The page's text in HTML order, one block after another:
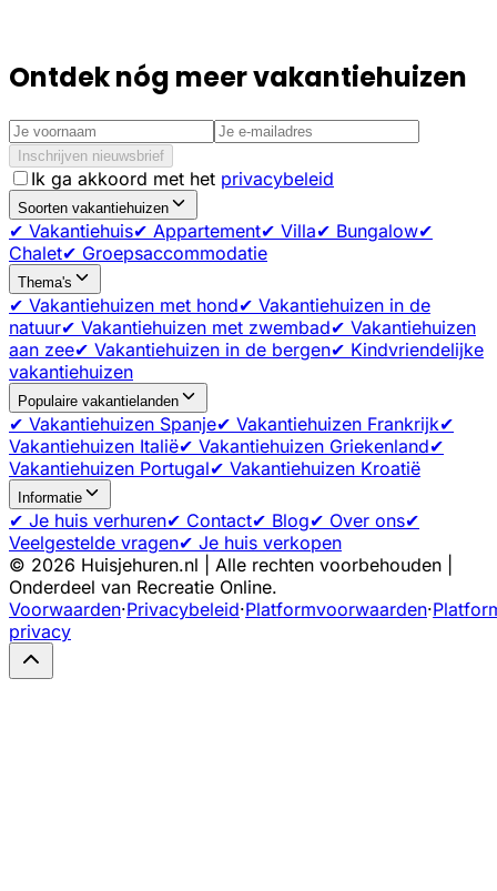
Ontdek nóg meer vakantiehuizen
Inschrijven nieuwsbrief
Ik ga akkoord met het privacybeleid
Soorten vakantiehuizen
✔ Vakantiehuis✔ Appartement✔ Villa✔ Bungalow✔
Chalet✔ Groepsaccommodatie
Thema's
✔ Vakantiehuizen met hond✔ Vakantiehuizen in de
natuur✔ Vakantiehuizen met zwembad✔ Vakantiehuizen
aan zee✔ Vakantiehuizen in de bergen✔ Kindvriendelijke
vakantiehuizen
Populaire vakantielanden
✔ Vakantiehuizen Spanje✔ Vakantiehuizen Frankrijk✔
Vakantiehuizen Italië✔ Vakantiehuizen Griekenland✔
Vakantiehuizen Portugal✔ Vakantiehuizen Kroatië
Informatie
✔ Je huis verhuren✔ Contact✔ Blog✔ Over ons✔
Veelgestelde vragen✔ Je huis verkopen
© 2026 Huisjehuren.nl | Alle rechten voorbehouden |
Onderdeel van Recreatie Online.
Voorwaarden·Privacybeleid·Platformvoorwaarden·
privacy